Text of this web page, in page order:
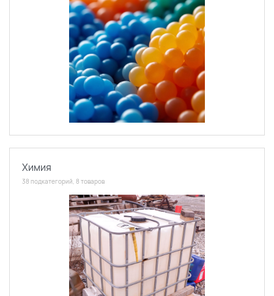
Химия
38 подкатегорий, 8 товаров